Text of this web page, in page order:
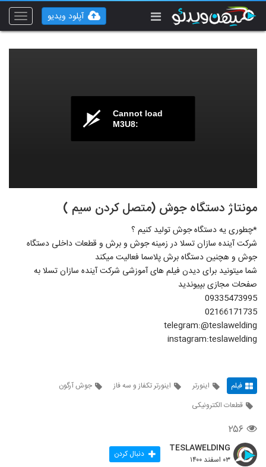
Toggle
آپلود ویدیو
Cannot load
M3U8:
مونتاژ دستگاه جوش (متصل کردن سیم )
*چطوری یه دستگاه جوش تولید کنیم ؟
شرکت آینده سازان تسلا در زمینه جوش و برش و قطعات داخلی دستگاه
جوش و هچنین دستگاه برش پلاسما فعالیت میکند
شما میتونید برای دیدن فیلم های آموزشی شرکت آینده سازان تسلا به
صفحات مجازی بپیوندید
09335473995
02166171735
telegram:@teslawelding
instagram:teslawelding
فیلم اینورتر اینورتر تکفاز و سه فاز
جوش آرگون
قطعات الکترونیکی
۲۵۶
TESLAWELDING
۰۳ اسفند ۱۴۰۰ دنبال کردن